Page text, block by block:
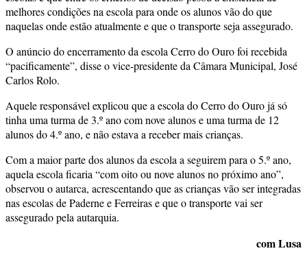
melhores condições na escola para onde os alunos vão do que
naquelas onde estão atualmente e que o transporte seja assegurado.
O anúncio do encerramento da escola Cerro do Ouro foi recebida
“pacificamente”, disse o vice-presidente da Câmara Municipal, José
Carlos Rolo.
Aquele responsável explicou que a escola do Cerro do Ouro já só
tinha uma turma de 3.º ano com nove alunos e uma turma de 12
alunos do 4.º ano, e não estava a receber mais crianças.
Com a maior parte dos alunos da escola a seguirem para o 5.º ano,
aquela escola ficaria “com oito ou nove alunos no próximo ano”,
observou o autarca, acrescentando que as crianças vão ser integradas
nas escolas de Paderne e Ferreiras e que o transporte vai ser
assegurado pela autarquia.
com Lusa